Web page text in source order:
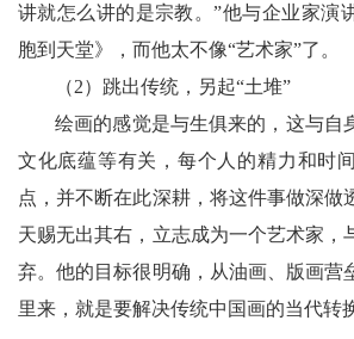
讲就怎么讲的是宗教。”他与企业家演
胞到天堂》，而他太不像“艺术家”了。
（2）跳出传统，另起“土堆”
绘画的感觉是与生俱来的，这与自
文化底蕴等有关，每个人的精力和时
点，并不断在此深耕，将这件事做深做
天赐无出其右，立志成为一个艺术家，
弃。他的目标很明确，从油画、版画营
里来，就是要解决传统中国画的当代转